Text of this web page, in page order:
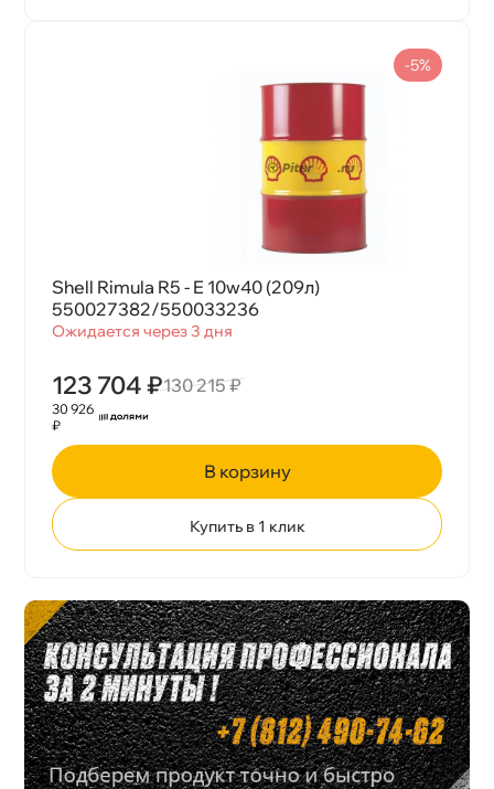
Shell Rimula R5 - E 10w40 (209л)
550027382/550033236
Ожидается через 3 дня
123 704 ₽130 215 ₽
-5%
30 926
₽
корзину
Купить в 1 клик